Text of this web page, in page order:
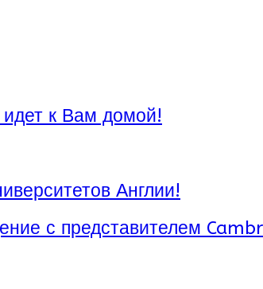
до 75%!
идет к Вам домой!
Англии!
с представителем